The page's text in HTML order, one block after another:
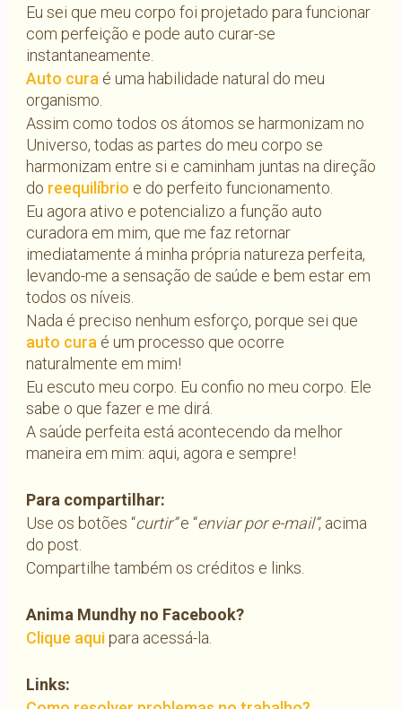
Eu sei que meu corpo foi projetado para funcionar
com perfeição e pode auto curar-se
instantaneamente.
Auto cura é uma habilidade natural do meu
organismo.
Assim como todos os átomos se harmonizam no
Universo, todas as partes do meu corpo se
harmonizam entre si e caminham juntas na direção
do reequilíbrio e do perfeito funcionamento.
Eu agora ativo e potencializo a função auto
curadora em mim, que me faz retornar
imediatamente á minha própria natureza perfeita,
levando-me a sensação de saúde e bem estar em
todos os níveis.
Nada é preciso nenhum esforço, porque sei que
auto cura é um processo que ocorre
naturalmente em mim!
Eu escuto meu corpo. Eu confio no meu corpo. Ele
sabe o que fazer e me dirá.
A saúde perfeita está acontecendo da melhor
maneira em mim: aqui, agora e sempre!
Para compartilhar:
Use os botões “curtir”e “enviar por e-mail”, acima
do post.
Compartilhe também os créditos e links.
Anima Mundhy no Facebook?
Clique aquipara acessá-la.
Links: